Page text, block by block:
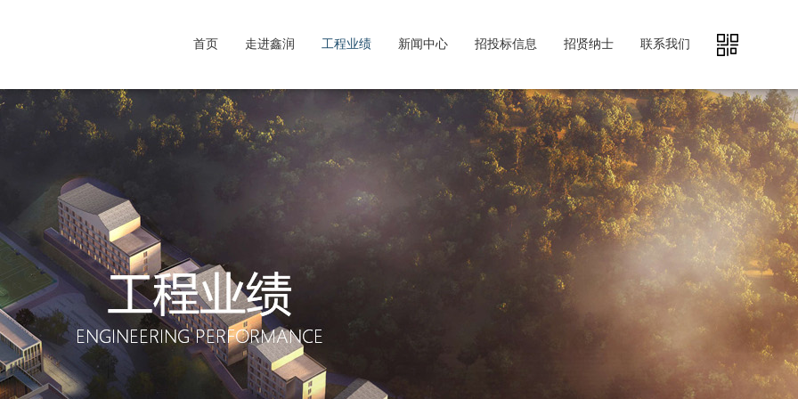
首页 走进鑫润 工程业绩 新闻中心 招投标信息 招贤纳士 联系我们